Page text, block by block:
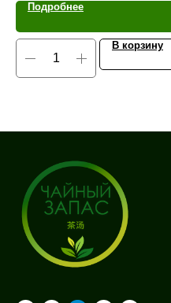
Подробнее
В корзину